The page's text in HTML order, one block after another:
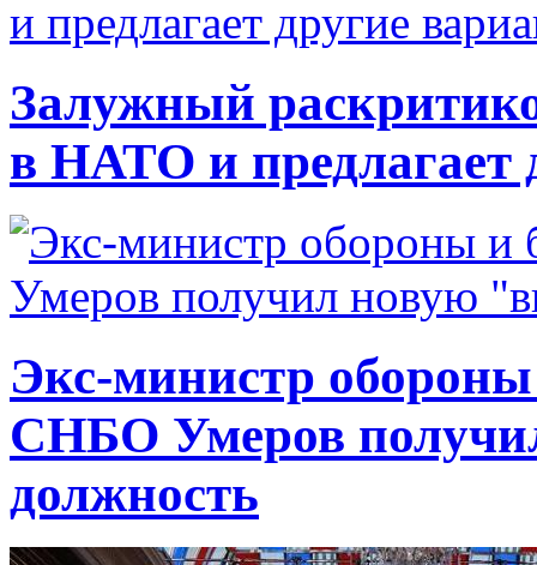
Залужный
в НАТО и предлагает
Экс-министр
СНБО Умеров
должность